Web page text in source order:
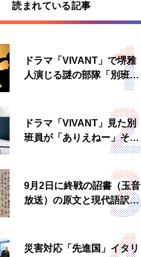
読まれている記事
ドラマ「VIVANT」で堺雅
人演じる謎の部隊「別班」
は実在する？内情知る人物
ドラマ「VIVANT」見た別
班員が「ありえねー」その
理由とは 非公然組織ゆえ
9月2日に終戦の詔書（玉音
放送）の原文と現代語訳を
読む もう一つの「終戦の
災害対応「先進国」イタリ